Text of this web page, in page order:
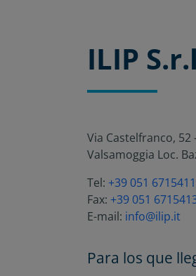
ILIP
Via Castelfranco, 52
Valsamoggia Loc.
Tel: +39 051 6715411
Fax: +39 051
E-mail: info@ilip.it
Para los que